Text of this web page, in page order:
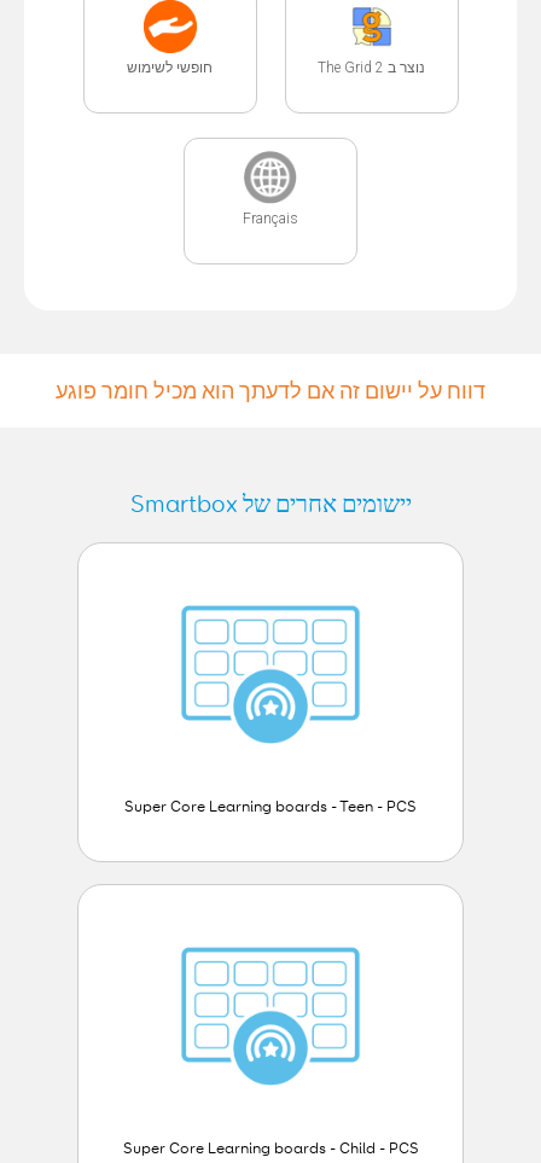
נוצר ב The Grid 2 חופשי לשימוש
Français
דווח על יישום זה אם לדעתך הוא מכיל חומר פוגע
יישומים אחרים של Smartbox
Super Core Learning boards - Teen - PCS
Super Core Learning boards - Child - PCS